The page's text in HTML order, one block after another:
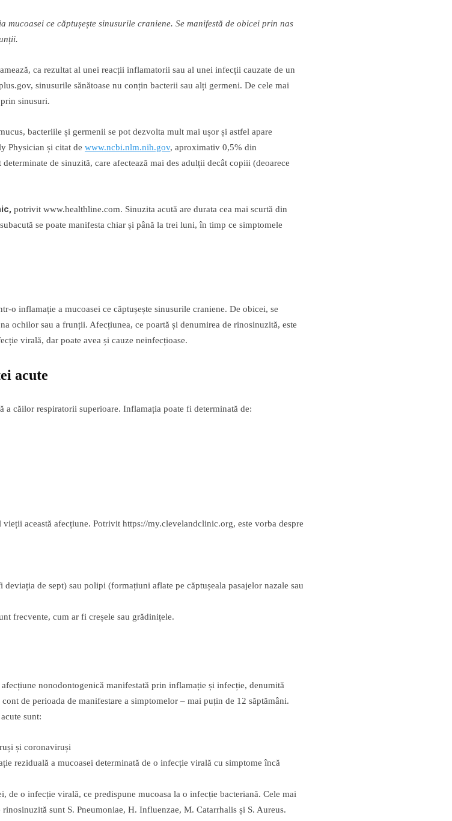
mucoasei ce căptușește sinusurile craniene. Se manifestă de obicei prin nas
ca rezultat al unei reacții inflamatorii sau al unei infecții cauzate de un
sinusurile sănătoase nu conțin bacterii sau alți germeni. De cele mai
sinusuri.
bacteriile și germenii se pot dezvolta mult mai ușor și astfel apare
Physician și citat de www.ncbi.nlm.nih.gov, aproximativ 0,5% din
de sinuzită, care afectează mai des adulții decât copiii (deoarece
potrivit www.healthline.com. Sinuzita acută are durata cea mai scurtă din
se poate manifesta chiar și până la trei luni, în timp ce simptomele
o inflamație a mucoasei ce căptușește sinusurile craniene. De obicei, se
ochilor sau a frunții. Afecțiunea, ce poartă și denumirea de rinosinuzită, este
virală, dar poate avea și cauze neinfecțioase.
acute
a căilor respiratorii superioare. Inflamația poate fi determinată de:
această afecțiune. Potrivit https://my.clevelandclinic.org, este vorba despre
de sept) sau polipi (formațiuni aflate pe căptușeala pasajelor nazale sau
frecvente, cum ar fi creșele sau grădinițele.
nonodontogenică manifestată prin inflamație și infecție, denumită
de perioada de manifestare a simptomelor – mai puțin de 12 săptămâni.
sunt:
și coronaviruși
reziduală a mucoasei determinată de o infecție virală cu simptome încă
de o infecție virală, ce predispune mucoasa la o infecție bacteriană. Cele mai
sunt S. Pneumoniae, H. Influenzae, M. Catarrhalis și S. Aureus.